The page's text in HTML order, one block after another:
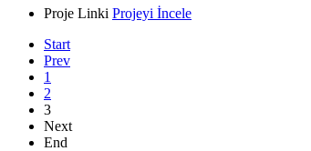
Proje Linki Projeyi İncele
Start
Prev
1
2
3
Next
End